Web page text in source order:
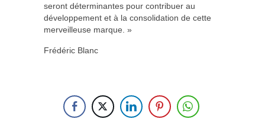
seront déterminantes pour contribuer au
développement et à la consolidation de cette
merveilleuse marque. »
Frédéric Blanc